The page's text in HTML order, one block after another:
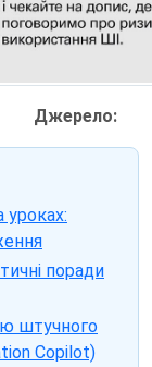
Джерело:
уроках:
поради
штучного
Copilot)